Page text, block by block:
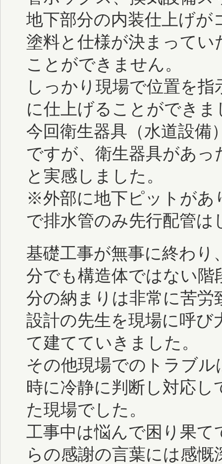
地下部分の内装仕上げ
塗料と仕様が決まって
ことができません。
しっかり現場で位置を
に仕上げることができま
今回衛生器具（水道設備
ですが、衛生器具があ
と実感しました。
※外部に地下ピットがあ
で排水管のみ先行配管は
基礎工事が無事に終わり
分でも構造体ではない
分の納まりは非常に苦労
設計の先生を現場に呼
て建てていきました。
その他現場でのトラブ
時に冷静に判断し対応
た現場でした。
工事中は悩んで困り果
らの感謝の言葉には感